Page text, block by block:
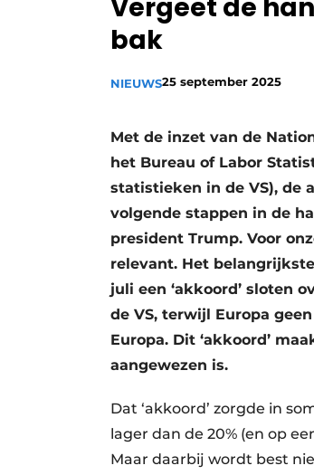
Vacature aanmelden
Video’s
Vergeet de
bak
NIEUWS25 september 2025
Met de inzet van de
het Bureau of Labor
statistieken in de VS), de
volgende stappen in de
president Trump. Voor
relevant. Het
juli een ‘akkoord’ sloten
de VS, terwijl Europa
Europa. Dit ‘akkoord’
aangewezen is.
Dat ‘akkoord’ zorgde in
lager dan de 20% (en op
Maar daarbij wordt best